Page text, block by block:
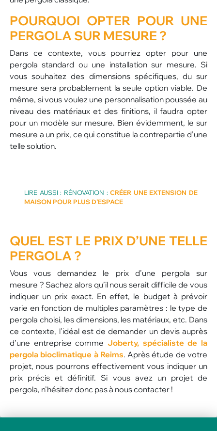
POURQUOI OPTER POUR UNE
PERGOLA SUR MESURE ?
Dans ce contexte, vous pourriez opter pour une
pergola standard ou une installation sur mesure. Si
vous souhaitez des dimensions spécifiques, du sur
mesure sera probablement la seule option viable. De
même, si vous voulez une personnalisation poussée au
niveau des matériaux et des finitions, il faudra opter
pour un modèle sur mesure. Bien évidemment, le sur
mesure a un prix, ce qui constitue la contrepartie d’une
telle solution.
LIRE AUSSI : RÉNOVATION :CRÉER UNE EXTENSION DE
MAISON POUR PLUS D’ESPACE
QUEL EST LE PRIX D’UNE TELLE
PERGOLA ?
Vous vous demandez le prix d’une pergola sur
mesure ? Sachez alors qu’il nous serait difficile de vous
indiquer un prix exact. En effet, le budget à prévoir
varie en fonction de multiples paramètres : le type de
pergola choisi, les dimensions, les matériaux, etc. Dans
ce contexte, l’idéal est de demander un devis auprès
d’une entreprise comme Joberty, spécialiste de la
pergola bioclimatique à Reims. Après étude de votre
projet, nous pourrons effectivement vous indiquer un
prix précis et définitif. Si vous avez un projet de
pergola, n’hésitez donc pas à nous contacter !